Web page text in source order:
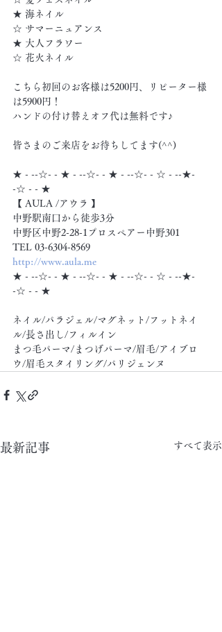
★ 海ネイル
☆ サマーニュアンス
★ 大人フラワー
☆ 花火ネイル
こちら初回のお客様は5200円、リピーター様
は5900円！
ハンドの付け替えオフ代は無料です♪
皆さまのご来店をお待ちしてます(^^)
★ - --☆- - ★ - --☆- - ★ - --☆- - ☆ - --★-
-☆ - - ★
【 AULA /アウラ 】
中野駅南口から徒歩3分
中野区中野2-28-1プロスペアー中野301
TEL 03-6304-8569
http://www.aula.me
★ - --☆- - ★ - --☆- - ★ - --☆- - ☆ - --★-
-☆ - - ★
ネイル/パラジェル/マグネット/フットネイ
ル/長さ出し/フィルイン
まつ毛パーマ/まつげパーマ/眉毛/アイブロ
ウ/眉毛スタイリング/パリジェンヌ
最新記事 すべて表示